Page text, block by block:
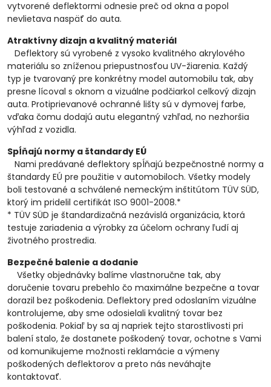
vytvorené deflektormi odnesie preč od okna a popol
nevlietava naspäť do auta.
Atraktívny dizajn a kvalitný materiál
Deflektory sú vyrobené z vysoko kvalitného akrylového
materiálu so zníženou priepustnosťou UV-žiarenia. Každý
typ je tvarovaný pre konkrétny model automobilu tak, aby
presne lícoval s oknom a vizuálne podčiarkol celkový dizajn
auta. Protiprievanové ochranné lišty sú v dymovej farbe,
vďaka čomu dodajú autu elegantný vzhľad, no nezhoršia
výhľad z vozidla.
Spĺňajú normy a štandardy EÚ
Nami predávané deflektory spĺňajú bezpečnostné normy a
štandardy EÚ pre použitie v automobiloch. Všetky modely
boli testované a schválené nemeckým inštitútom TÜV SÜD,
ktorý im pridelil certifikát ISO 9001-2008.*
* TÜV SÜD je štandardizačná nezávislá organizácia, ktorá
testuje zariadenia a výrobky za účelom ochrany ľudí aj
životného prostredia.
Bezpečné balenie a dodanie
Všetky objednávky balíme vlastnoručne tak, aby
doručenie tovaru prebehlo čo maximálne bezpečne a tovar
dorazil bez poškodenia. Deflektory pred odoslaním vizuálne
kontrolujeme, aby sme odosielali kvalitný tovar bez
poškodenia. Pokiaľ by sa aj napriek tejto starostlivosti pri
balení stalo, že dostanete poškodený tovar, ochotne s Vami
od komunikujeme možnosti reklamácie a výmeny
poškodených deflektorov a preto nás neváhajte
kontaktovať.